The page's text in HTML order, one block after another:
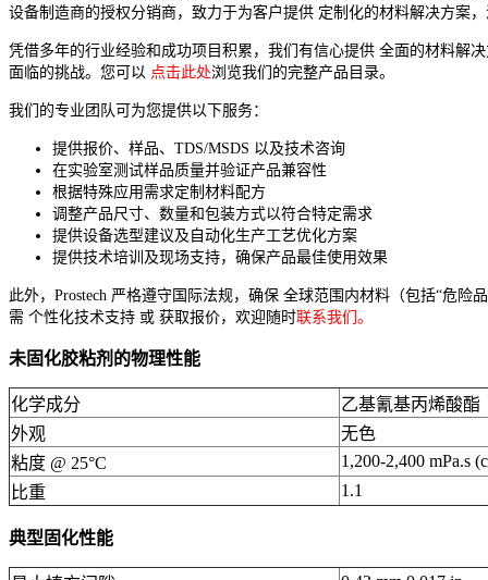
设备制造商的授权分销商，致力于为客户提供 定制化的材料解决方案
凭借多年的行业经验和成功项目积累，我们有信心提供 全面的材料解
面临的挑战。您可以 点击此处浏览我们的完整产品目录。
我们的专业团队可为您提供以下服务：
提供报价、样品、TDS/MSDS 以及技术咨询
在实验室测试样品质量并验证产品兼容性
根据特殊应用需求定制材料配方
调整产品尺寸、数量和包装方式以符合特定需求
提供设备选型建议及自动化生产工艺优化方案
提供技术培训及现场支持，确保产品最佳使用效果
此外，Prostech 严格遵守国际法规，确保 全球范围内材料（包括“危险
需 个性化技术支持 或 获取报价，欢迎随时联系我们。
未固化胶粘剂的物理性能
化学成分
乙基氰基丙烯酸酯
外观
无色
粘度 @ 25°C
1,200-2,400 mPa.s
比重
1.1
典型固化性能